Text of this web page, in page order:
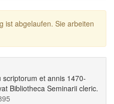
ist abgelaufen. Sie arbeiten
et annis 1470-
Bibliotheca Seminarii cleric.